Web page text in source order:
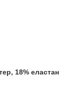
18% еластан